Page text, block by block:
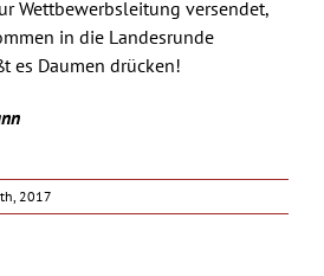
Wettbewerbsleitung versendet,
in die Landesrunde
es Daumen drücken!
2017